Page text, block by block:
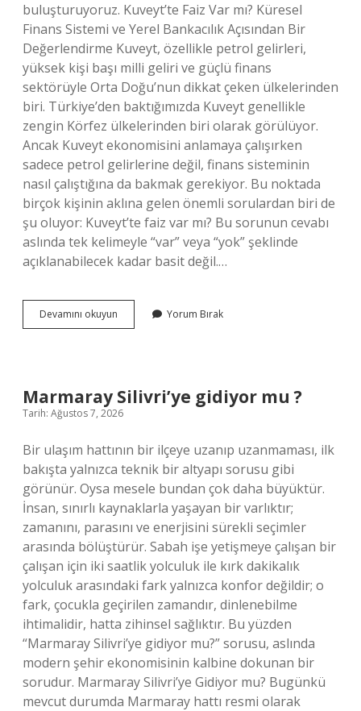
buluşturuyoruz. Kuveyt’te Faiz Var mı? Küresel
Finans Sistemi ve Yerel Bankacılık Açısından Bir
Değerlendirme Kuveyt, özellikle petrol gelirleri,
yüksek kişi başı milli geliri ve güçlü finans
sektörüyle Orta Doğu’nun dikkat çeken ülkelerinden
biri. Türkiye’den baktığımızda Kuveyt genellikle
zengin Körfez ülkelerinden biri olarak görülüyor.
Ancak Kuveyt ekonomisini anlamaya çalışırken
sadece petrol gelirlerine değil, finans sisteminin
nasıl çalıştığına da bakmak gerekiyor. Bu noktada
birçok kişinin aklına gelen önemli sorulardan biri de
şu oluyor: Kuveyt’te faiz var mı? Bu sorunun cevabı
aslında tek kelimeyle “var” veya “yok” şeklinde
açıklanabilecek kadar basit değil.…
Devamını okuyun Kuveyt’te
faiz
Yorum Bırak
Marmaray Silivri’ye gidiyor mu ?
Tarih: Ağustos 7, 2026
Bir ulaşım hattının bir ilçeye uzanıp uzanmaması, ilk
bakışta yalnızca teknik bir altyapı sorusu gibi
görünür. Oysa mesele bundan çok daha büyüktür.
İnsan, sınırlı kaynaklarla yaşayan bir varlıktır;
zamanını, parasını ve enerjisini sürekli seçimler
arasında bölüştürür. Sabah işe yetişmeye çalışan bir
çalışan için iki saatlik yolculuk ile kırk dakikalık
yolculuk arasındaki fark yalnızca konfor değildir; o
fark, çocukla geçirilen zamandır, dinlenebilme
ihtimalidir, hatta zihinsel sağlıktır. Bu yüzden
“Marmaray Silivri’ye gidiyor mu?” sorusu, aslında
modern şehir ekonomisinin kalbine dokunan bir
sorudur. Marmaray Silivri’ye Gidiyor mu? Bugünkü
mevcut durumda Marmaray hattı resmi olarak